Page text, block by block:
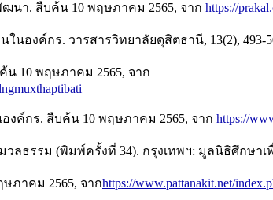
า. สืบค้น 10 พฤษภาคม 2565, จาก https://
องค์กร. วารสารวิทยาลัยดุสิตธานี, 13(2), 493-
น 10 พฤษภาคม 2565, จาก
งค์กร. สืบค้น 10 พฤษภาคม 2565, จาก https://
ธรรม (พิมพ์ครั้งที่ 34). กรุงเทพฯ: มูลนิธิศึกษา
ภาคม 2565, จากhttps://www.pattanakit.net/